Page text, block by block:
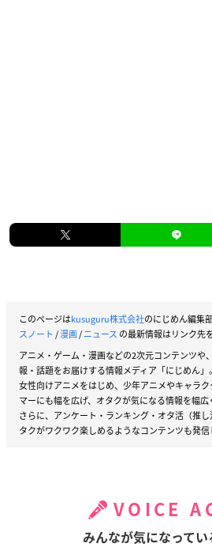
このページはkusuguru株式会社のにじめん編集
スノート /漫画/ニュース の最新情報はリンク先
アニメ・ゲーム・漫画などの2次元コンテンツや
報・話題をお届けする情報メディア「にじめん」。
女性向けアニメをはじめ、少年アニメやキャラ
マーにも幅を広げ、オタクが気になる情報を幅広
さらに、アンケート・ランキング・オタ活（推
タクがワクワク楽しめるようなコンテンツも発信
VOICE
みんなが気になってい